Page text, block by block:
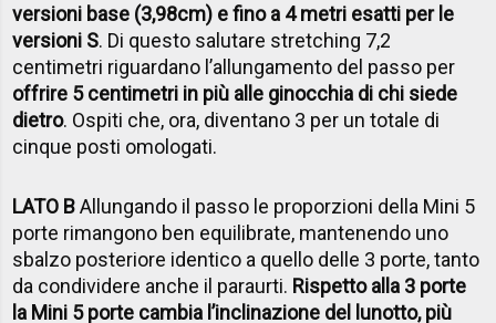
versioni base (3,98cm) e fino a 4 metri esatti per le
versioni S. Di questo salutare stretching 7,2
centimetri riguardano l’allungamento del passo per
offrire 5 centimetri in più alle ginocchia di chi siede
dietro. Ospiti che, ora, diventano 3 per un totale di
cinque posti omologati.
LATO BAllungando il passo le proporzioni della Mini 5
porte rimangono ben equilibrate, mantenendo uno
sbalzo posteriore identico a quello delle 3 porte, tanto
da condividere anche il paraurti. Rispetto alla 3 porte
la Mini 5 porte cambia l’inclinazione del lunotto, più